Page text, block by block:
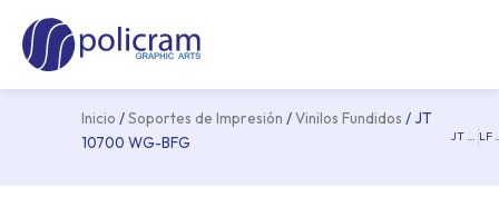
contenido
Inicio /Soportes de Impresión /Vinilos Fundidos / JT
10700 WG-BFG
JT 10700 WG-BFG-XR LF